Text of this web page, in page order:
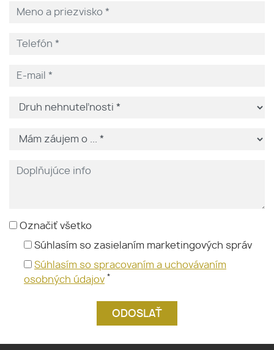
Označiť všetko
Súhlasím so zasielaním marketingových správ
Súhlasím so spracovaním a uchovávaním
osobných údajov *